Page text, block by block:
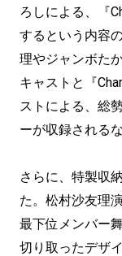
ろしによる、『
するという内容
理やジャンボた
キャストと『
ストによる、総
ーが収録される
さらに、特製収
た。松村沙友理
最下位メンバー
切り取ったデザ